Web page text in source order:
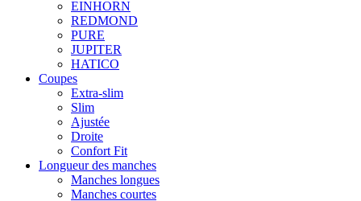
EINHORN
REDMOND
PURE
JUPITER
HATICO
Coupes
Extra-slim
Slim
Ajustée
Droite
Confort Fit
Longueur des manches
Manches longues
Manches courtes